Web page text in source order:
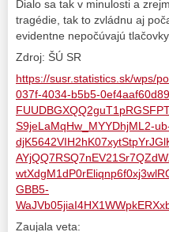
Dialo sa tak v minulosti a
tragédie, tak to zvládnu aj
evidentne nepočúvajú
Zdroj: ŠÚ SR
https://susr.statistics.sk/wps/
037f-4034-b5b5-
S9jeLaMqHw_MYYDhjML2-
GBB5-
Zaujala veta: